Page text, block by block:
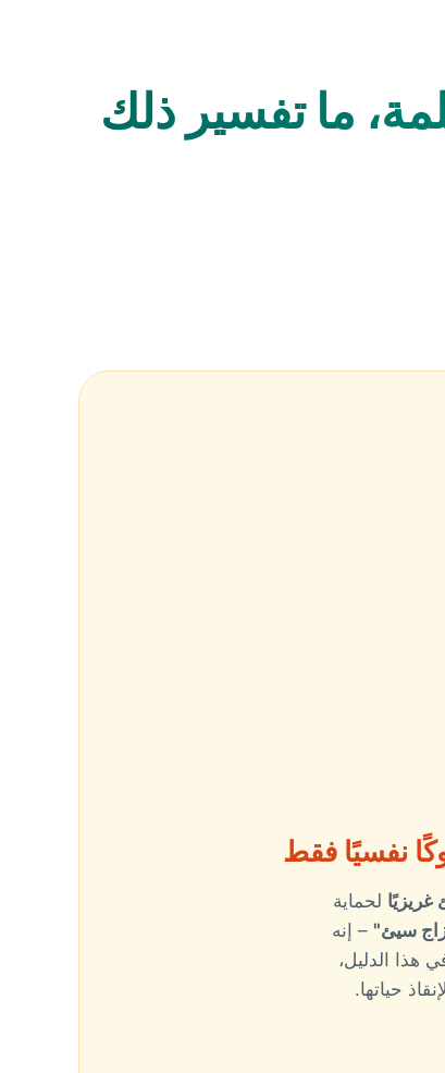
ما تفسير ذلك
نفسيًا فقط
غريزيًا لحماية
سيئ" – إنه
هذا الدليل،
حياتها.